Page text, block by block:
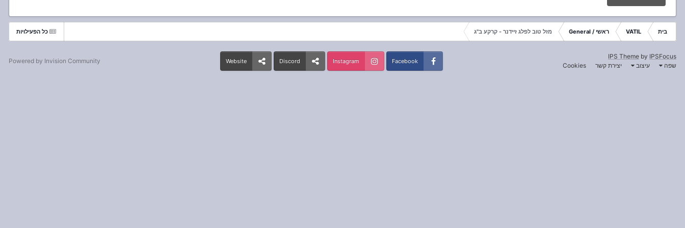
כל הפעילויות בית VATIL ראשי / General מזל טוב לפלג זיידנר - קרקע ב"ג
IPS Theme by IPSFocus
שפה
עיצוב יצירת קשר Cookies
Facebook
Instagram
Discord
Website
Powered by Invision Community